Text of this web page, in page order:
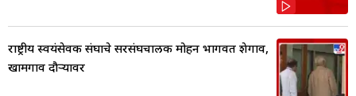
राष्ट्रीय स्वयंसेवक संघाचे सरसंघचालक मोहन भागवत शेगाव,
खामगाव दौऱ्यावर